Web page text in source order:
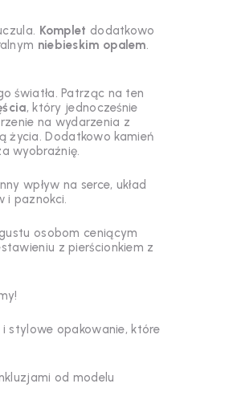
Komplet dodatkowo
niebieskim opalem.
światła. Patrząc na ten
, który jednocześnie
na wydarzenia z
życia. Dodatkowo kamień
wyobraźnię.
wpływ na serce, układ
i paznokci.
osobom ceniącym
z pierścionkiem z
i stylowe opakowanie, które
od modelu